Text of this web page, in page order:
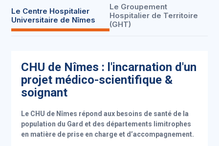
Le Centre Hospitalier
Universitaire de Nîmes
Le Groupement
Hospitalier de Territoire
(GHT)
CHU de Nîmes : l'incarnation d'un
projet médico-scientifique &
soignant
Le CHU de Nîmes répond aux besoins de santé de la
population du Gard et des départements limitrophes
en matière de prise en charge et d’accompagnement.